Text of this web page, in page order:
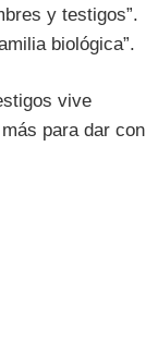
y testigos”.
biológica”.
vive
para dar con